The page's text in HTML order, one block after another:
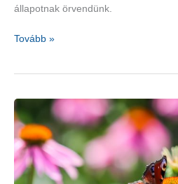
állapotnak örvendünk.
Mellrákmegelőzési
táplálkozás,
mozgás,
időszakos
böjt,
fitoösztrogének
Tovább »